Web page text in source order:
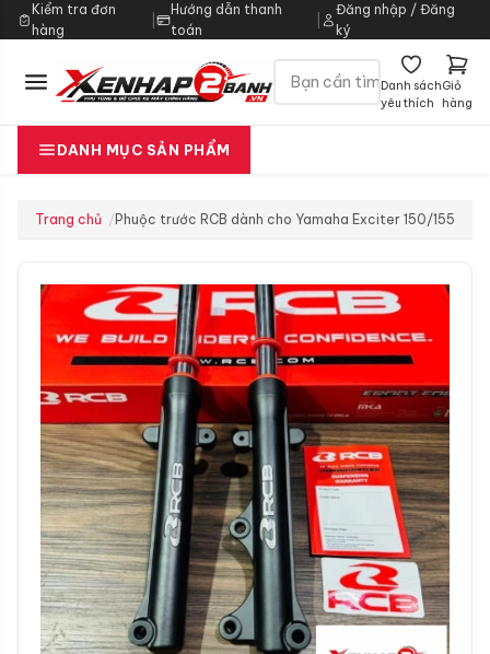
Kiểm tra đơn
hàng
|
Hướng dẫn thanh
toán
Đăng nhập / Đăng
ký
Danh sách
yêu thích
Giỏ
hàng
DANH MỤC SẢN PHẨM
Trang chủ Phuộc trước RCB dành cho Yamaha Exciter 150/155